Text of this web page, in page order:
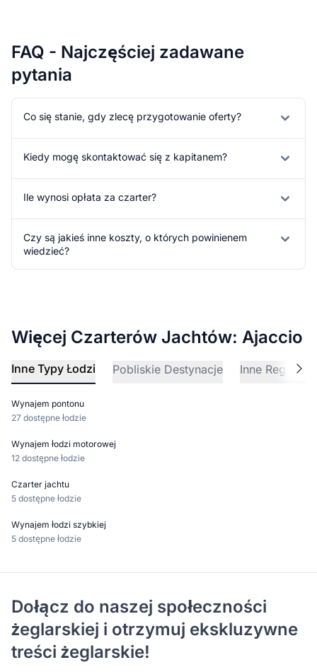
FAQ - Najczęściej zadawane
pytania
Co się stanie, gdy zlecę przygotowanie oferty?
Kiedy mogę skontaktować się z kapitanem?
Ile wynosi opłata za czarter?
Czy są jakieś inne koszty, o których powinienem
wiedzieć?
Więcej Czarterów Jachtów: Ajaccio
Inne Typy Łodzi Pobliskie Destynacje Inne Regiony
Wynajem pontonu
27 dostępne łodzie
Wynajem łodzi motorowej
12 dostępne łodzie
Czarter jachtu
5 dostępne łodzie
Wynajem łodzi szybkiej
5 dostępne łodzie
Dołącz do naszej społeczności
żeglarskiej i otrzymuj ekskluzywne
treści żeglarskie!